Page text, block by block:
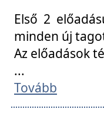
Első 2
minden új
Az előadások
...
Tovább